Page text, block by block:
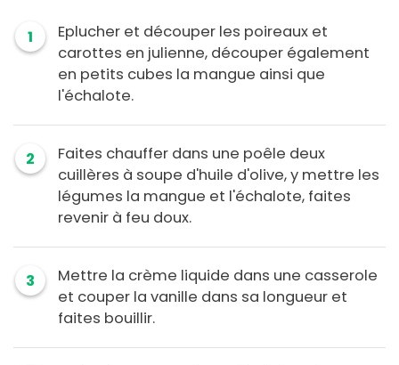
1
Eplucher et découper les poireaux et
carottes en julienne, découper également
en petits cubes la mangue ainsi que
l'échalote.
2
Faites chauffer dans une poêle deux
cuillères à soupe d'huile d'olive, y mettre les
légumes la mangue et l'échalote, faites
revenir à feu doux.
3
Mettre la crème liquide dans une casserole
et couper la vanille dans sa longueur et
faites bouillir.